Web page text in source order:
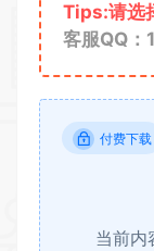
Tips:请选
客服QQ
付费下载
当前内